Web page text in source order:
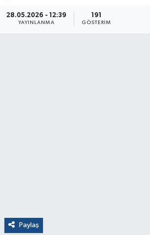
28.05.2026 - 12:39
YAYINLANMA
191
GÖSTERIM
Paylaş
Resmi İlanlar